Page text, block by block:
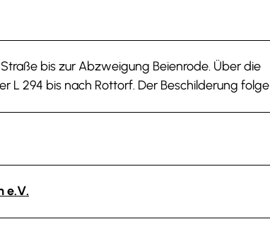
bis zur Abzweigung Beienrode. Über die
L 294 bis nach Rottorf. Der Beschilderung
e.V.